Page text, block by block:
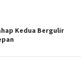
Kedua Bergulir